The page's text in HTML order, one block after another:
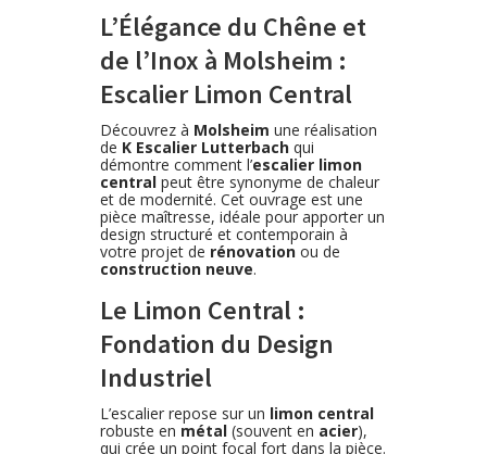
L’Élégance du Chêne et
de l’Inox à Molsheim :
Escalier Limon Central
Découvrez à Molsheim une réalisation
de K Escalier Lutterbach qui
démontre comment l’escalier limon
central peut être synonyme de chaleur
et de modernité. Cet ouvrage est une
pièce maîtresse, idéale pour apporter un
design structuré et contemporain à
votre projet de rénovation ou de
construction neuve.
Le Limon Central :
Fondation du Design
Industriel
L’escalier repose sur un limon central
robuste en métal (souvent en acier),
qui crée un point focal fort dans la pièce.